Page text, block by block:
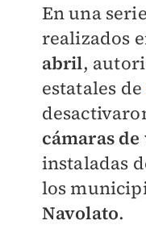
En una
realizados
abril,
estatales de
cámaras
instaladas
los
Navolato.